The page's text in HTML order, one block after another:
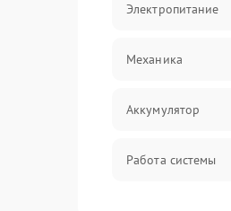
Электропитание
Механика
Аккумулятор
Работа системы